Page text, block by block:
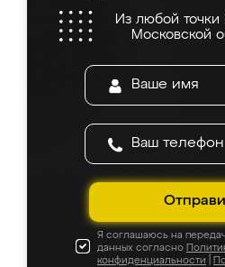
Из любой
Московской
Я соглашаюсь на
данных согласно
конфиденциальности